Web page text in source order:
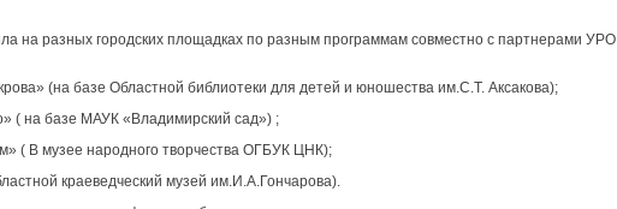
на разных городских площадках по разным программам совместно с партнерами УРО
(на базе Областной библиотеки для детей и юношества им.С.Т. Аксакова);
( на базе МАУК «Владимирский сад») ;
( В музее народного творчества ОГБУК ЦНК);
краеведческий музей им.И.А.Гончарова).